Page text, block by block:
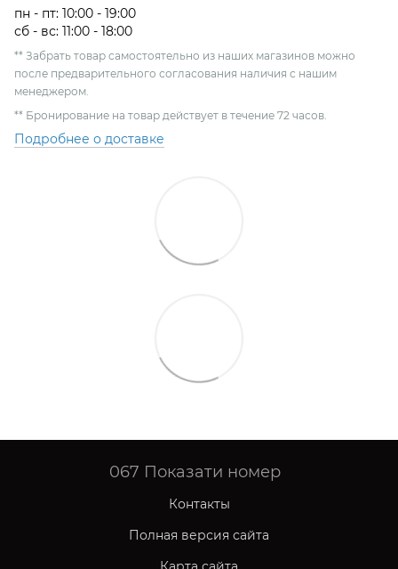
пн - пт: 10:00 - 19:00
сб - вс: 11:00 - 18:00
** Забрать товар самостоятельно из наших магазинов можно
после предварительного согласования наличия с нашим
менеджером.
** Бронирование на товар действует в течение 72 часов.
Подробнее о доставке
067 Показати номер
Контакты
Полная версия сайта